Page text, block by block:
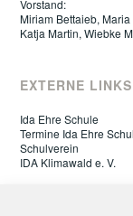
Vorstand:
Miriam Bettaieb,
Katja Martin, Wiebke
EXTERNE LINKS
Ida Ehre Schule
Termine Ida Ehre
Schulverein
IDA Klimawald e. V.